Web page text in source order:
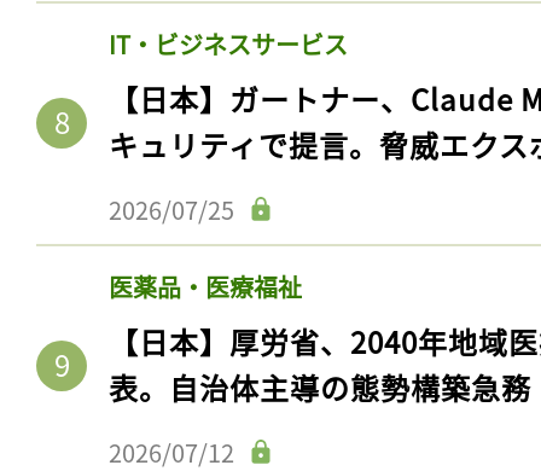
IT・ビジネスサービス
【日本】ガートナー、Claude
キュリティで提言。脅威エク
2026/07/25
医薬品・医療福祉
【日本】厚労省、2040年地域
表。自治体主導の態勢構築急務
2026/07/12